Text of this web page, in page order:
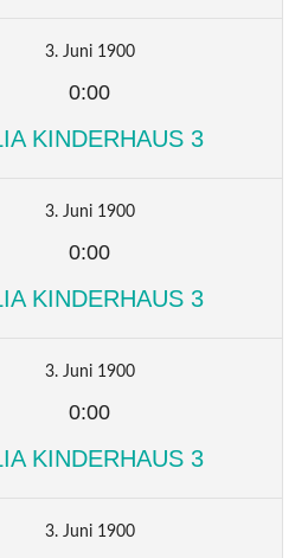
3. Juni 1900
0:00
KINDERHAUS 3
3. Juni 1900
0:00
KINDERHAUS 3
3. Juni 1900
0:00
KINDERHAUS 3
3. Juni 1900